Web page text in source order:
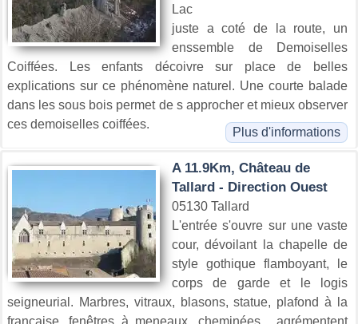
Lac
juste a coté de la route, un
enssemble de Demoiselles
Coiffées. Les enfants décoivre sur place de belles
explications sur ce phénomène naturel. Une courte balade
dans les sous bois permet de s approcher et mieux observer
ces demoiselles coiffées.
Plus d'informations
A 11.9Km, Château de
Tallard - Direction Ouest
05130 Tallard
L'entrée s'ouvre sur une vaste
cour, dévoilant la chapelle de
style gothique flamboyant, le
corps de garde et le logis
seigneurial. Marbres, vitraux, blasons, statue, plafond à la